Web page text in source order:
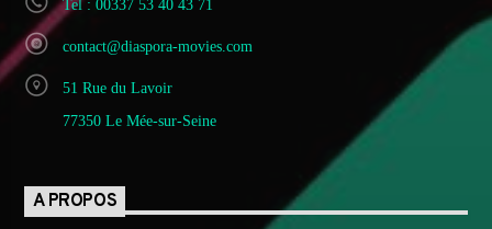
Tel : 00337 53 40 43 71
contact@diaspora-movies.com
51 Rue du Lavoir
77350 Le Mée-sur-Seine
A PROPOS